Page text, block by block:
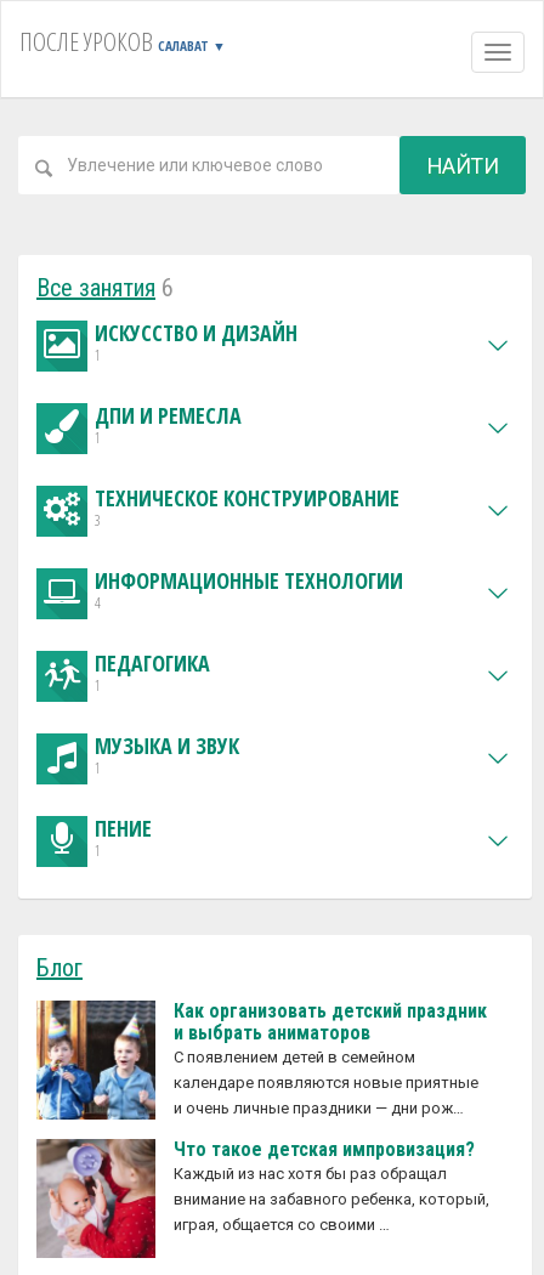
ПОСЛЕ УРОКОВ САЛАВАТ ▼
НАЙТИ
Все занятия 6
ИСКУССТВО И ДИЗАЙН
1
ДПИ И РЕМЕСЛА
1
ТЕХНИЧЕСКОЕ КОНСТРУИРОВАНИЕ
3
ИНФОРМАЦИОННЫЕ ТЕХНОЛОГИИ
4
ПЕДАГОГИКА
1
МУЗЫКА И ЗВУК
1
ПЕНИЕ
1
Блог
Как организовать детский праздник
и выбрать аниматоров
С появлением детей в семейном
календаре появляются новые приятные
и очень личные праздники — дни рож…
Что такое детская импровизация?
Каждый из нас хотя бы раз обращал
внимание на забавного ребенка, который,
играя, общается со своими …